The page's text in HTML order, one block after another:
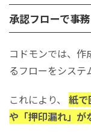
承認フローで事
コドモンでは、
るフローをシステ
これにより、 紙で
や「押印漏れ」が